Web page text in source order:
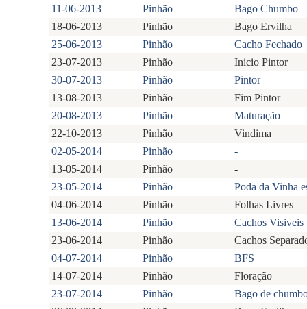
11-06-2013
Pinhão
Bago Chumbo
18-06-2013
Pinhão
Bago Ervilha
25-06-2013
Pinhão
Cacho Fechado
23-07-2013
Pinhão
Inicio Pintor
30-07-2013
Pinhão
Pintor
13-08-2013
Pinhão
Fim Pintor
20-08-2013
Pinhão
Maturação
22-10-2013
Pinhão
Vindima
02-05-2014
Pinhão
-
13-05-2014
Pinhão
-
23-05-2014
Pinhão
Poda da Vinha
04-06-2014
Pinhão
Folhas Livres
13-06-2014
Pinhão
Cachos Visiveis
23-06-2014
Pinhão
Cachos
04-07-2014
Pinhão
BFS
14-07-2014
Pinhão
Floração
23-07-2014
Pinhão
Bago de